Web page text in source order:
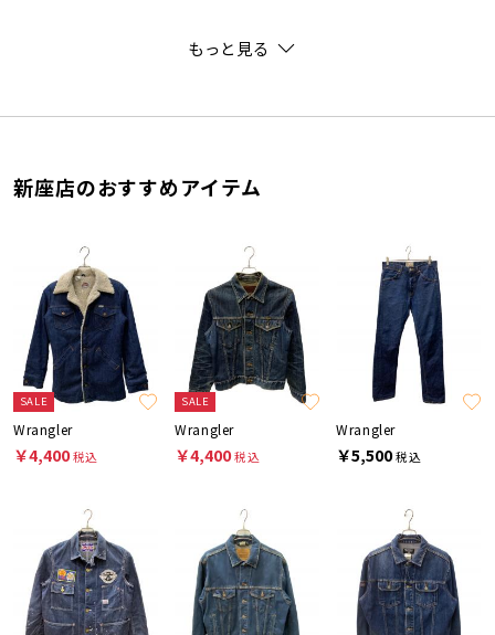
もっと見る
新座店のおすすめアイテム
SALE
Wrangler
￥4,400税込
SALE
Wrangler
￥4,400税込
Wrangler
￥5,500税込